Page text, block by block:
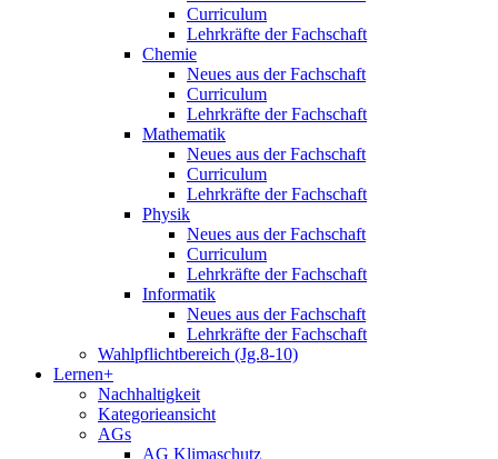
Curriculum
Lehrkräfte der Fachschaft
Chemie
Neues aus der Fachschaft
Curriculum
Lehrkräfte der Fachschaft
Mathematik
Neues aus der Fachschaft
Curriculum
Lehrkräfte der Fachschaft
Physik
Neues aus der Fachschaft
Curriculum
Lehrkräfte der Fachschaft
Informatik
Neues aus der Fachschaft
Lehrkräfte der Fachschaft
Wahlpflichtbereich (Jg.8-10)
Lernen+
Nachhaltigkeit
Kategorieansicht
AGs
AG Klimaschutz